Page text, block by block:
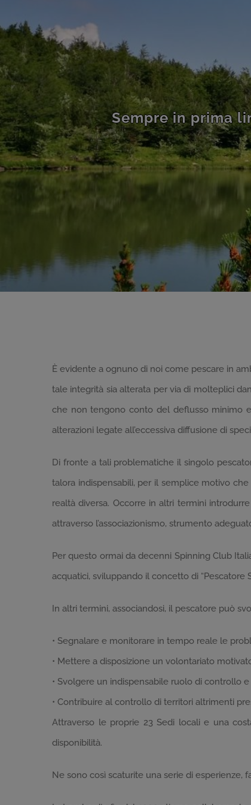
Sempre in prima
È evidente a ognuno di noi come pescare in
tale integrità sia alterata per via di molteplici
che non tengono conto del deflusso minimo
alterazioni legate all’eccessiva diffusione di
Di fronte a tali problematiche il singolo
talora indispensabili, per il semplice motivo
realtà diversa. Occorre in altri termini
attraverso l’associazionismo, strumento
Per questo ormai da decenni Spinning Club
acquatici, sviluppando il concetto di “Pescatore
In altri termini, associandosi, il pescatore può
• Segnalare e monitorare in tempo reale le
• Mettere a disposizione un volontariato
• Svolgere un indispensabile ruolo di controllo
• Contribuire al controllo di territori altrimenti
Attraverso le proprie 23 Sedi locali e una
disponibilità.
Ne sono così scaturite una serie di